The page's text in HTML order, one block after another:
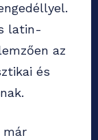
latin-
az
és
már